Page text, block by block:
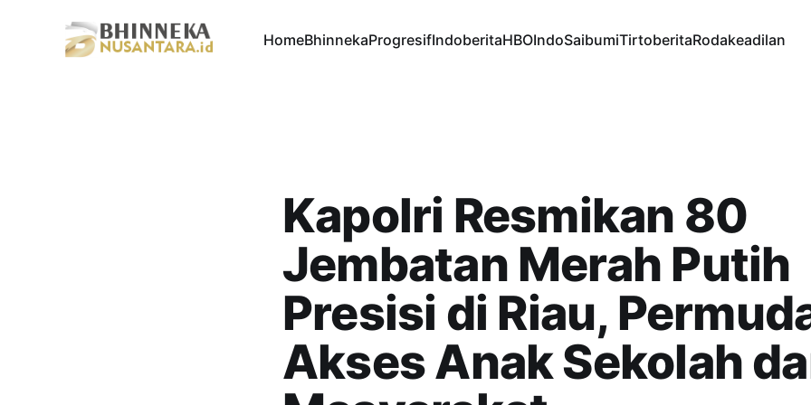
HomeBhinnekaProgresifIndoberitaHBOIndoSaibumiTirtoberitaRodakeadilan
Kapolri Resmikan 80
Jembatan Merah Putih
Presisi di Riau,
Akses Anak Sekolah